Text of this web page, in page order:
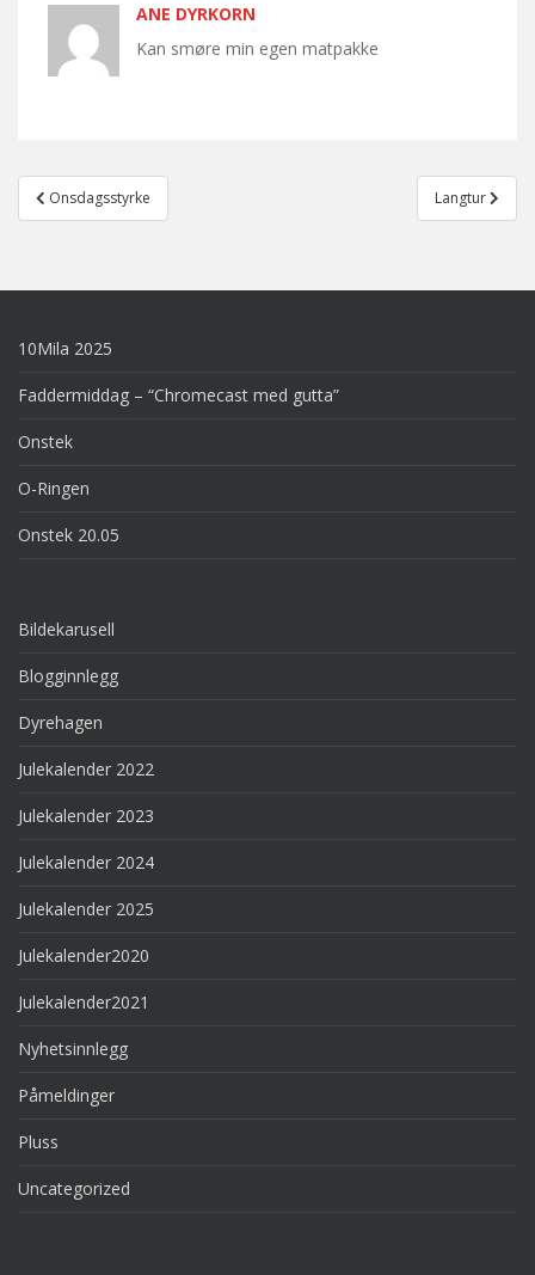
ANE DYRKORN
Kan smøre min egen matpakke
Post
navigation
Onsdagsstyrke Langtur
10Mila 2025
Faddermiddag – “Chromecast med gutta”
Onstek
O-Ringen
Onstek 20.05
Bildekarusell
Blogginnlegg
Dyrehagen
Julekalender 2022
Julekalender 2023
Julekalender 2024
Julekalender 2025
Julekalender2020
Julekalender2021
Nyhetsinnlegg
Påmeldinger
Pluss
Uncategorized